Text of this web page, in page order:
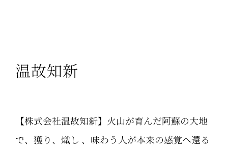
温故知新
【株式会社温故知新】火山が育んだ阿蘇の大地
で、獲り、熾し 、味わう人が本来の感覚へ還る